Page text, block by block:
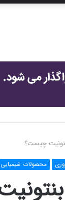
چیست؟
محصولات شیمیایی